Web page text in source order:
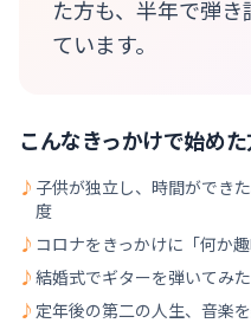
た方も、半年で弾
ています。
こんなきっかけで始め
♪ 子供が独立し、時間ができ
度
♪ コロナをきっかけに「何か
♪ 結婚式でギターを弾いてみ
♪ 定年後の第二の人生、音楽